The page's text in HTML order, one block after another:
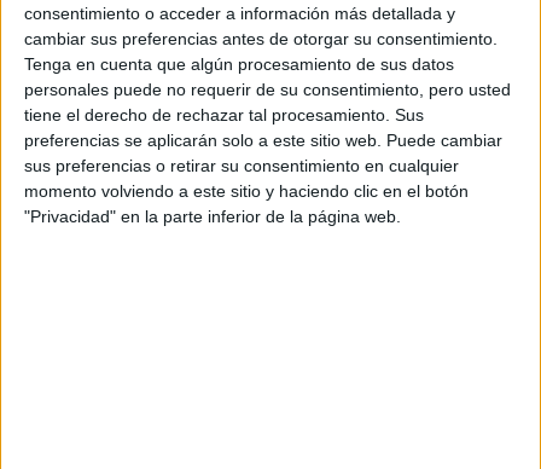
consentimiento o acceder a información más detallada y
cambiar sus preferencias antes de otorgar su consentimiento.
Tenga en cuenta que algún procesamiento de sus datos
personales puede no requerir de su consentimiento, pero usted
tiene el derecho de rechazar tal procesamiento. Sus
preferencias se aplicarán solo a este sitio web. Puede cambiar
sus preferencias o retirar su consentimiento en cualquier
momento volviendo a este sitio y haciendo clic en el botón
"Privacidad" en la parte inferior de la página web.
Soy estudiante de:*
Términos y Condiciones de Uso
Aceptolos Términos y Condicionesde uso*